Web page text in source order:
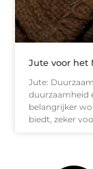
Jute voor het
Jute:
duurzaamheid
belangrijker
biedt, zeker